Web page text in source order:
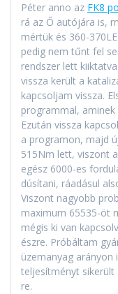
Péter anno az FK8
rá az Ő autójára is,
mértük és 360-
pedig nem tűnt fel
rendszer lett
vissza került a
kapcsoljam vissza.
programmal,
Ezután vissza
a programon, majd
515Nm lett, viszont
egész 6000-es
dúsítani, ráadásul
Viszont nagyobb
maximum 65535-öt
mégis ki van
észre. Próbáltam
üzemanyag arányon
teljesítményt sikerült
re.